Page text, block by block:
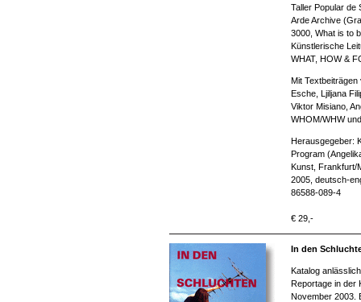
Taller Popular de
Arde Archive
3000, What is to
Künstlerische
WHAT, HOW &
Mit
Esche, Ljiljana
Viktor Misiano,
WHOM/WHW
Herausgegeber:
Program
Kunst, Frankfurt/
2005, deutsch-
86588-089-4
€ 29,-
In den
Katalog
Reportage in der
November 2003.